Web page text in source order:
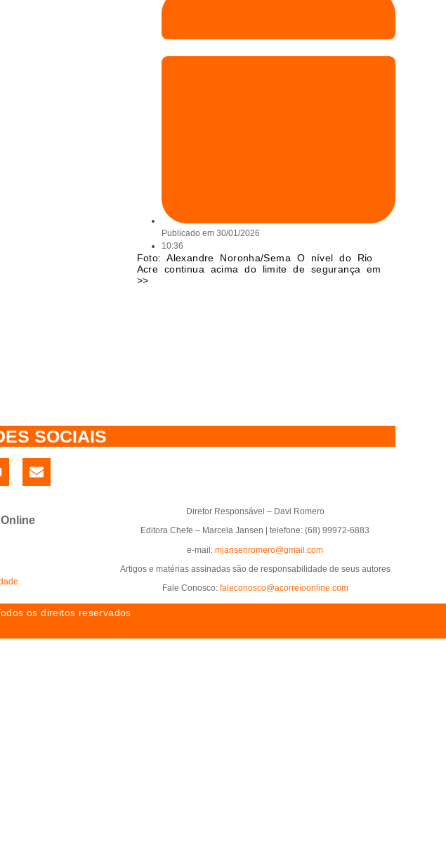
Publicado em 30/01/2026
10:36
Foto: Alexandre Noronha/Sema O nível do Rio
Acre continua acima do limite de segurança em
>>
SOCIAIS
Diretor Responsável – Davi Romero
Editora Chefe – Marcela Jansen | telefone: (68) 99972-6883
e-mail: mjansenromero@gmail.com
Artigos e matérias assinadas são de responsabilidade de seus autores
Fale Conosco: faleconosco@acorreioonline.com
os direitos reservados